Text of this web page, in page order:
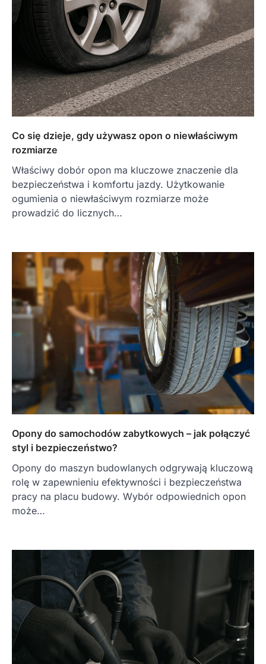
Co się dzieje, gdy używasz opon o niewłaściwym
rozmiarze
Właściwy dobór opon ma kluczowe znaczenie dla
bezpieczeństwa i komfortu jazdy. Użytkowanie
ogumienia o niewłaściwym rozmiarze może
prowadzić do licznych…
Opony do samochodów zabytkowych – jak połączyć
styl i bezpieczeństwo?
Opony do maszyn budowlanych odgrywają kluczową
rolę w zapewnieniu efektywności i bezpieczeństwa
pracy na placu budowy. Wybór odpowiednich opon
może…